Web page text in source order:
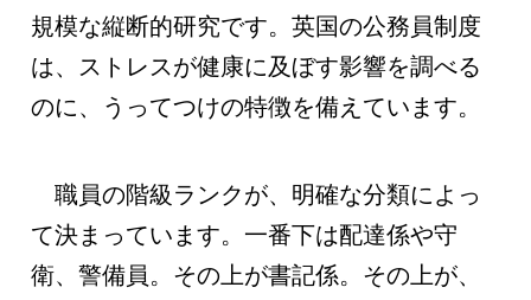
規模な縦断的研究です。英国の公務員制度
は、ストレスが健康に及ぼす影響を調べる
のに、うってつけの特徴を備えています。
職員の階級ランクが、明確な分類によっ
て決まっています。一番下は配達係や守
衛、警備員。その上が書記係。その上が、